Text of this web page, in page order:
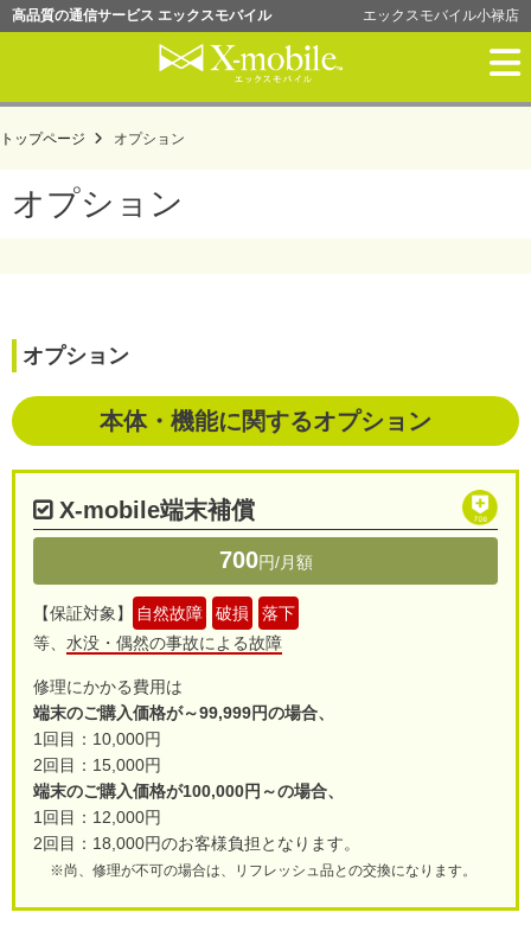
高品質の通信サービス エックスモバイル エックスモバイル小禄店
格安ＳＩＭ
限界突破WiFiⅡ
通信の設定
ご利用規約 会社概要
確認書類 お申し込み・購入
トップページ オプション
オプション
オプション
本体・機能に関するオプション
X-mobile端末補償
700円/月額
【保証対象】 自然故障 破損
落下
等、 水没・偶然の事故による故障
修理にかかる費用は
端末のご購入価格が～99,999円の場合、
1回目：10,000円
2回目：15,000円
端末のご購入価格が100,000円～の場合、
1回目：12,000円
2回目：18,000円のお客様負担となります。
※尚、修理が不可の場合は、リフレッシュ品との交換になります。